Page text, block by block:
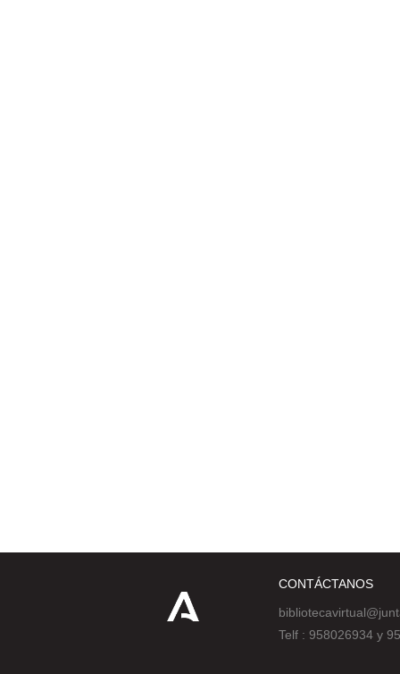
CONTÁCTANOS
Telf : 958026934 y